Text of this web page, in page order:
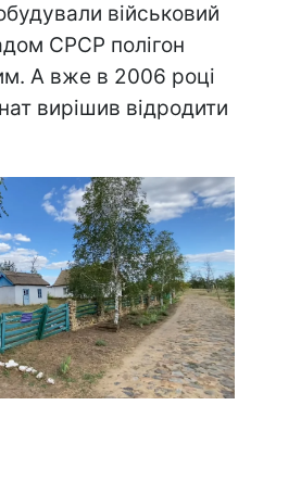
військовий
СРСР полігон
А вже в 2006 році
вирішив відродити